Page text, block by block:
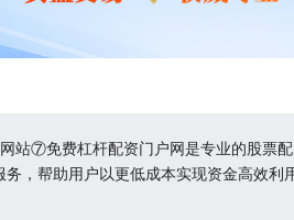
站⑦免费杠杆配资门户网是专业的股票
，帮助用户以更低成本实现资金高效